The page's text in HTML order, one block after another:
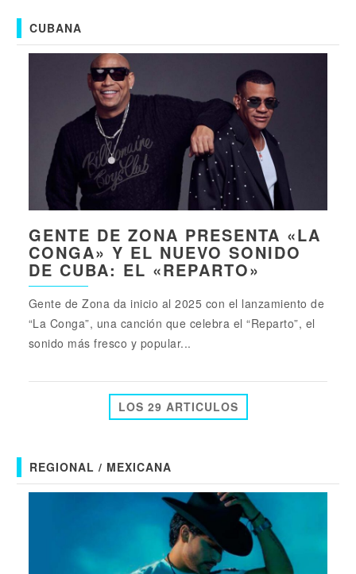
CUBANA
GENTE DE ZONA PRESENTA «LA
CONGA» Y EL NUEVO SONIDO
DE CUBA: EL «REPARTO»
Gente de Zona da inicio al 2025 con el lanzamiento de
“La Conga”, una canción que celebra el “Reparto”, el
sonido más fresco y popular...
LOS 29 ARTICULOS
REGIONAL / MEXICANA